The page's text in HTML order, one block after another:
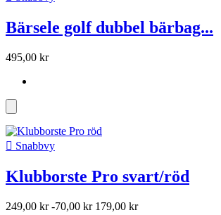
Bärsele golf dubbel bärbag...
495,00 kr
 Snabbvy
Klubborste Pro svart/röd
249,00 kr -70,00 kr 179,00 kr